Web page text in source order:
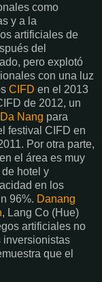
como
y a la
artificiales de
del
pero explotó
con una luz
CIFD en el 2013
de 2012, un
Da Nang para
festival CIFD en
Por otra parte,
el área es muy
hotel y
en los
96%. Danang
, Lang Co (Hue)
artificiales no
inversionistas
que el